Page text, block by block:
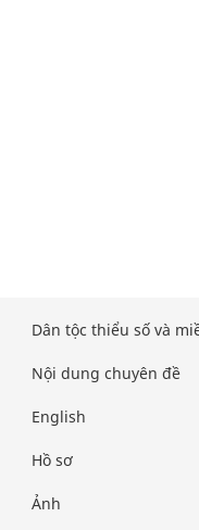
Dân tộc thiểu số và
Nội dung chuyên đề
English
Hồ sơ
Ảnh